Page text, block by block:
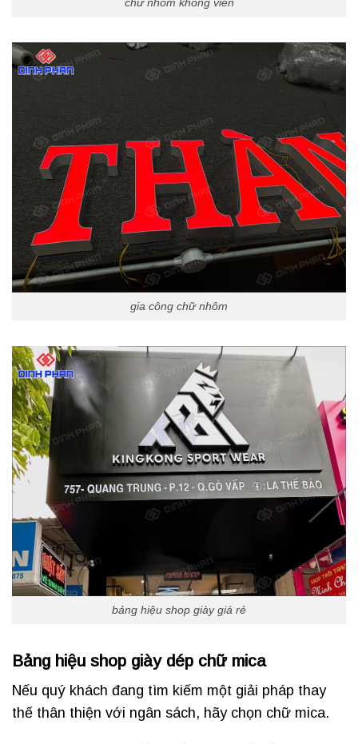
gia công chữ nhôm
bảng hiệu shop giày giá rẻ
Bảng hiệu shop giày dép chữ mica
Nếu quý khách đang tìm kiếm một giải pháp thay
thế thân thiện với ngân sách, hãy chọn chữ mica.